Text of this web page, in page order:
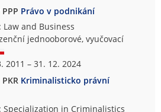
Právo v podnikání
Law and Business
jednooborové, vyučovací
2011 – 31. 12. 2024
Kriminalisticko právní
Specialization in Criminalistics